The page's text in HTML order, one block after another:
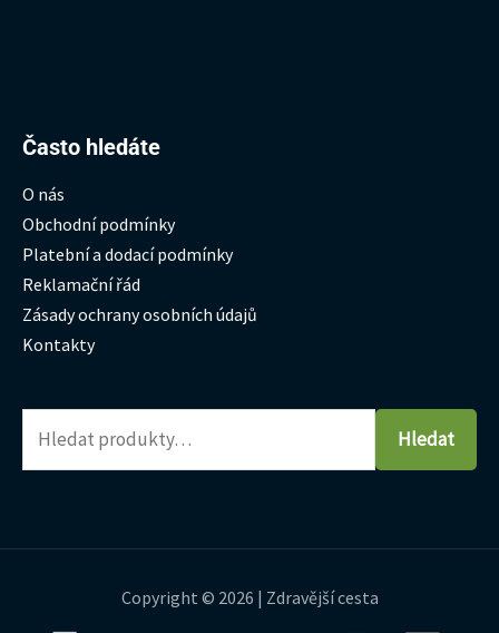
Často hledáte
O nás
Obchodní podmínky
Platební a dodací podmínky
Reklamační řád
Zásady ochrany osobních údajů
Kontakty
Hledat:
Hledat
Copyright © 2026 | Zdravější cesta